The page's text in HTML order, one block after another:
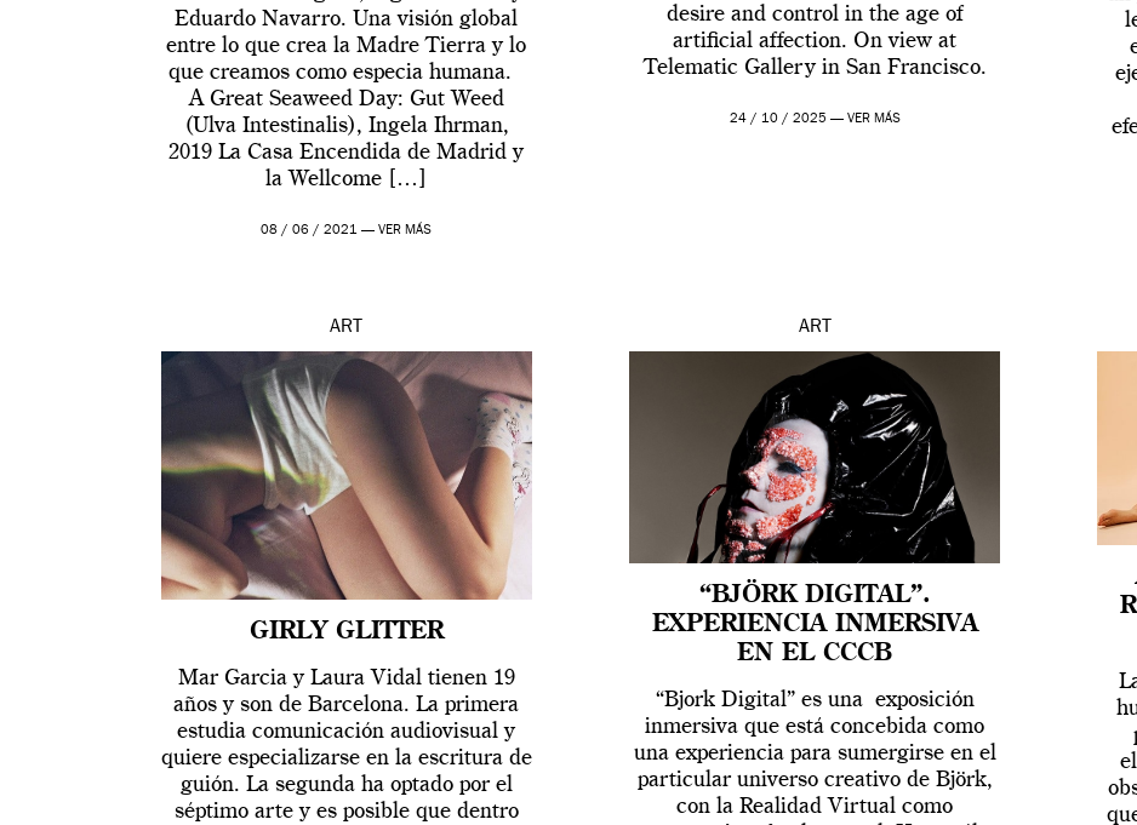
Eduardo Navarro. Una visión global
entre lo que crea la Madre Tierra y lo
que creamos como especia humana.
A Great Seaweed Day: Gut Weed
(Ulva Intestinalis), Ingela Ihrman,
2019 La Casa Encendida de Madrid y
la Wellcome […]
08 / 06 / 2021 —VER MÁS
desire and control in the age of
artificial affection. On view at
Telematic Gallery in San Francisco.
24 / 10 / 2025 — VER MÁS
ART
GIRLY GLITTER
Mar Garcia y Laura Vidal tienen 19
años y son de Barcelona. La primera
estudia comunicación audiovisual y
quiere especializarse en la escritura de
guión. La segunda ha optado por el
séptimo arte y es posible que dentro
ART
“BJÖRK DIGITAL”.
EXPERIENCIA INMERSIVA
EN EL CCCB
“Bjork Digital” es una exposición
inmersiva que está concebida como
una experiencia para sumergirse en el
particular universo creativo de Björk,
con la Realidad Virtual como